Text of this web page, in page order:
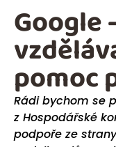
Rádi bychom se
z Hospodářské
podpoře ze
Google
pomoc